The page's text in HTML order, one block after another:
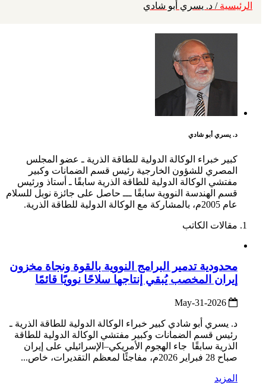
الرئيسية / د. يسري أبو شادي
د. يسري أبو شادي
كبير خبراء الوكالة الدولية للطاقة الذرية ـ عضو المجلس
المصري للشؤون الخارجية رئيس قسم الضمانات وكبير
مفتشي الوكالة الدولية للطاقة الذرية سابقًا ـ أستاذ ورئيس
قسم الهندسة النووية سابقًا ـــ حاصل على جائزة نوبل للسلام
عام 2005م، بالمشاركة مع الوكالة الدولية للطاقة الذرية.
مقالات الكاتب
محدودية تدمير البرامج النووية بالقوة ونجاة مخزون
إيران المخصب يُبقي إنتاجها سلاحًا نوويًا قائمًا
د. يسري أبو شادي كبير خبراء الوكالة الدولية للطاقة الذرية ـ
رئيس قسم الضمانات وكبير مفتشي الوكالة الدولية للطاقة
الذرية سابقًا جاء الهجوم الأمريكي–الإسرائيلي على إيران
صباح 28 فبراير 2026م، مفاجئًا لمعظم التقديرات، خاص...
المزيد